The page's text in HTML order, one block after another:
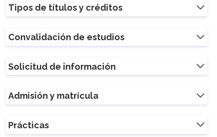
Tipos de títulos y créditos
Convalidación de estudios
Solicitud de información
Admisión y matrícula
Prácticas